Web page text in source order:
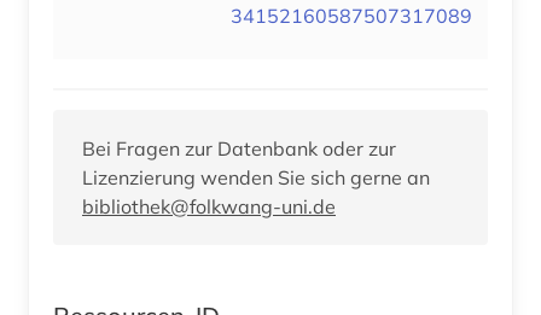
34152160587507317089
Bei Fragen zur Datenbank oder zur
Lizenzierung wenden Sie sich gerne an
bibliothek@folkwang-uni.de